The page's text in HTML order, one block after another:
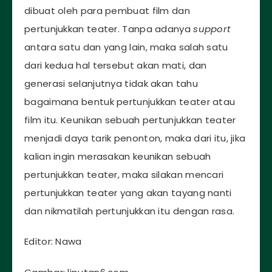
dibuat oleh para pembuat film dan
pertunjukkan teater. Tanpa adanyasupport
antara satu dan yang lain, maka salah satu
dari kedua hal tersebut akan mati, dan
generasi selanjutnya tidak akan tahu
bagaimana bentuk pertunjukkan teater atau
film itu. Keunikan sebuah pertunjukkan teater
menjadi daya tarik penonton, maka dari itu, jika
kalian ingin merasakan keunikan sebuah
pertunjukkan teater, maka silakan mencari
pertunjukkan teater yang akan tayang nanti
dan nikmatilah pertunjukkan itu dengan rasa.
Editor: Nawa